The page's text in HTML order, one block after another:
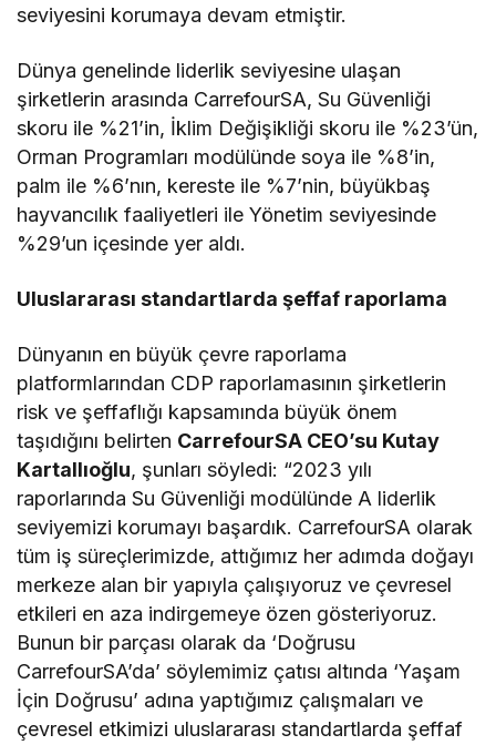
seviyesini korumaya devam etmiştir.
Dünya genelinde liderlik seviyesine ulaşan
şirketlerin arasında CarrefourSA, Su Güvenliği
skoru ile %21’in, İklim Değişikliği skoru ile %23’ün,
Orman Programları modülünde soya ile %8’in,
palm ile %6’nın, kereste ile %7’nin, büyükbaş
hayvancılık faaliyetleri ile Yönetim seviyesinde
%29’un içesinde yer aldı.
Uluslararası standartlarda şeffaf raporlama
Dünyanın en büyük çevre raporlama
platformlarından CDP raporlamasının şirketlerin
risk ve şeffaflığı kapsamında büyük önem
taşıdığını belirten CarrefourSA CEO’su Kutay
Kartallıoğlu, şunları söyledi: “2023 yılı
raporlarında Su Güvenliği modülünde A liderlik
seviyemizi korumayı başardık. CarrefourSA olarak
tüm iş süreçlerimizde, attığımız her adımda doğayı
merkeze alan bir yapıyla çalışıyoruz ve çevresel
etkileri en aza indirgemeye özen gösteriyoruz.
Bunun bir parçası olarak da ‘Doğrusu
CarrefourSA’da’ söylemimiz çatısı altında ‘Yaşam
İçin Doğrusu’ adına yaptığımız çalışmaları ve
çevresel etkimizi uluslararası standartlarda şeffaf